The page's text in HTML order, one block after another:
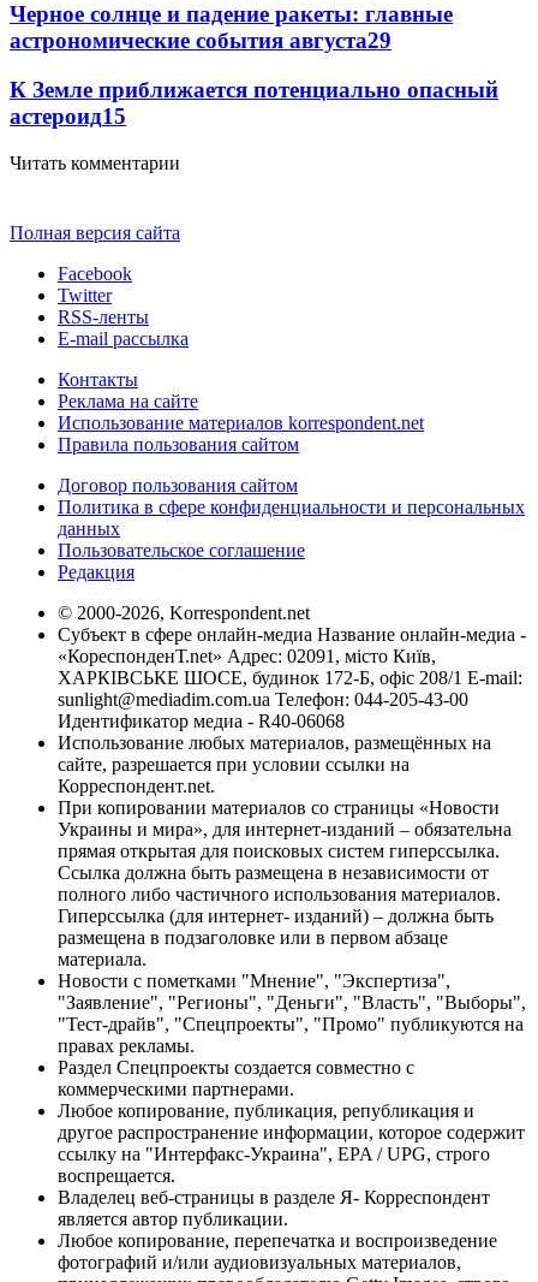
Черное солнце и падение ракеты: главные
астрономические события августа29
К Земле приближается потенциально опасный
астероид15
Читать комментарии
Полная версия сайта
Facebook
Twitter
RSS-ленты
E-mail рассылка
Контакты
Реклама на сайте
Использование материалов korrespondent.net
Правила пользования сайтом
Договор пользования сайтом
Политика в сфере конфиденциальности и персональных
данных
Пользовательское соглашение
Редакция
© 2000-2026, Korrespondent.net
Субъект в сфере онлайн-медиа Название онлайн-медиа -
«КореспонденТ.net» Адрес: 02091, місто Київ,
ХАРКІВСЬКЕ ШОСЕ, будинок 172-Б, офіс 208/1 E-mail:
sunlight@mediadim.com.ua Телефон: 044-205-43-00
Идентификатор медиа - R40-06068
Использование любых материалов, размещённых на
сайте, разрешается при условии ссылки на
Корреспондент.net.
При копировании материалов со страницы «Новости
Украины и мира», для интернет-изданий – обязательна
прямая открытая для поисковых систем гиперссылка.
Ссылка должна быть размещена в независимости от
полного либо частичного использования материалов.
Гиперссылка (для интернет- изданий) – должна быть
размещена в подзаголовке или в первом абзаце
материала.
Новости с пометками "Мнение", "Экспертиза",
"Заявление", "Регионы", "Деньги", "Власть", "Выборы",
"Тест-драйв", "Спецпроекты", "Промо" публикуются на
правах рекламы.
Раздел Спецпроекты создается совместно с
коммерческими партнерами.
Любое копирование, публикация, републикация и
другое распространение информации, которое содержит
ссылку на "Интерфакс-Украина", EPA / UPG, строго
воспрещается.
Владелец веб-страницы в разделе Я- Корреспондент
является автор публикации.
Любое копирование, перепечатка и воспроизведение
фотографий и/или аудиовизуальных материалов,